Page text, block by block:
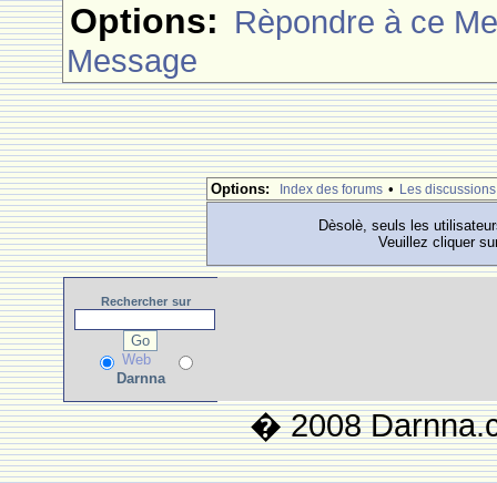
Options: Rèpondre à ce
Message
Options: Index des forums • Les discussions
Dèsolè, seuls les
Veuillez cliquer
Rechercher sur
Web
Darnna
� 2008